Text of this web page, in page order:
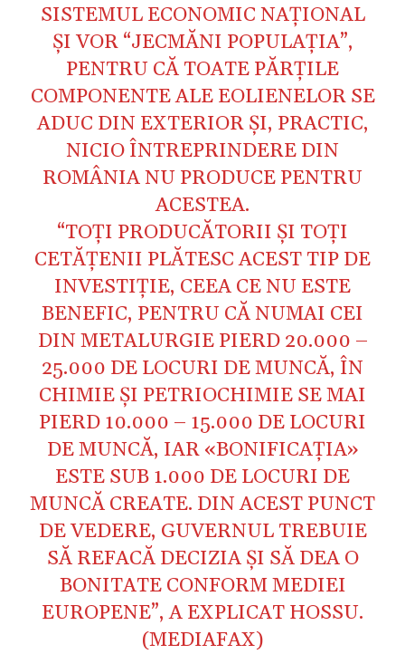
SISTEMUL ECONOMIC NAŢIONAL
ŞI VOR “JECMĂNI POPULAŢIA”,
PENTRU CĂ TOATE PĂRŢILE
COMPONENTE ALE EOLIENELOR SE
ADUC DIN EXTERIOR ŞI, PRACTIC,
NICIO ÎNTREPRINDERE DIN
ROMÂNIA NU PRODUCE PENTRU
ACESTEA.
“TOŢI PRODUCĂTORII ŞI TOŢI
CETĂŢENII PLĂTESC ACEST TIP DE
INVESTIŢIE, CEEA CE NU ESTE
BENEFIC, PENTRU CĂ NUMAI CEI
DIN METALURGIE PIERD 20.000 –
25.000 DE LOCURI DE MUNCĂ, ÎN
CHIMIE ŞI PETRIOCHIMIE SE MAI
PIERD 10.000 – 15.000 DE LOCURI
DE MUNCĂ, IAR «BONIFICAŢIA»
ESTE SUB 1.000 DE LOCURI DE
MUNCĂ CREATE. DIN ACEST PUNCT
DE VEDERE, GUVERNUL TREBUIE
SĂ REFACĂ DECIZIA ŞI SĂ DEA O
BONITATE CONFORM MEDIEI
EUROPENE”, A EXPLICAT HOSSU.
(MEDIAFAX)